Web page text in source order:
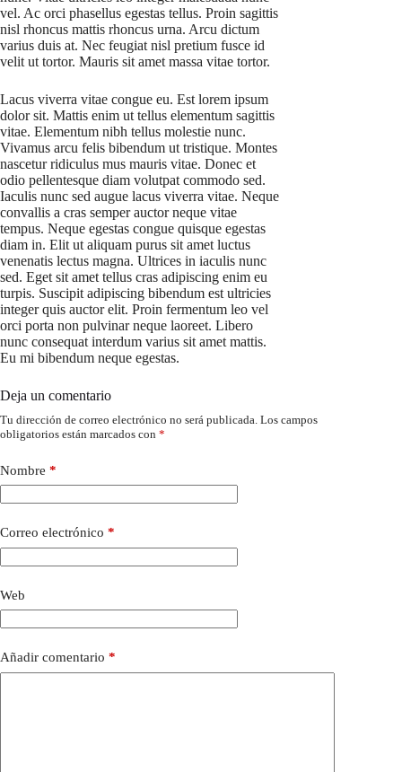
vel. Ac orci phasellus egestas tellus. Proin sagittis
nisl rhoncus mattis rhoncus urna. Arcu dictum
varius duis at. Nec feugiat nisl pretium fusce id
velit ut tortor. Mauris sit amet massa vitae tortor.
Lacus viverra vitae congue eu. Est lorem ipsum
dolor sit. Mattis enim ut tellus elementum sagittis
vitae. Elementum nibh tellus molestie nunc.
Vivamus arcu felis bibendum ut tristique. Montes
nascetur ridiculus mus mauris vitae. Donec et
odio pellentesque diam volutpat commodo sed.
Iaculis nunc sed augue lacus viverra vitae. Neque
convallis a cras semper auctor neque vitae
tempus. Neque egestas congue quisque egestas
diam in. Elit ut aliquam purus sit amet luctus
venenatis lectus magna. Ultrices in iaculis nunc
sed. Eget sit amet tellus cras adipiscing enim eu
turpis. Suscipit adipiscing bibendum est ultricies
integer quis auctor elit. Proin fermentum leo vel
orci porta non pulvinar neque laoreet. Libero
nunc consequat interdum varius sit amet mattis.
Eu mi bibendum neque egestas.
Deja un comentario
Tu dirección de correo electrónico no será publicada. Los campos
obligatorios están marcados con *
Nombre *
Correo electrónico *
Web
Añadir comentario *